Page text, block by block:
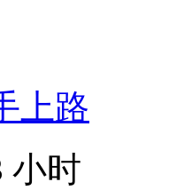
上路
小时